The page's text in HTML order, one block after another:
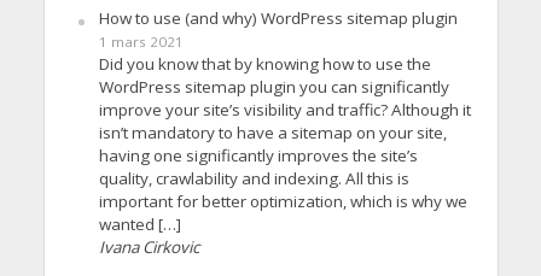
How to use (and why) WordPress sitemap plugin
1 mars 2021
Did you know that by knowing how to use the
WordPress sitemap plugin you can significantly
improve your site’s visibility and traffic? Although it
isn’t mandatory to have a sitemap on your site,
having one significantly improves the site’s
quality, crawlability and indexing. All this is
important for better optimization, which is why we
wanted […]
Ivana Cirkovic